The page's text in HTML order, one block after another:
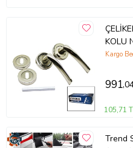
KOLU
Kargo
991
105,71
Trend